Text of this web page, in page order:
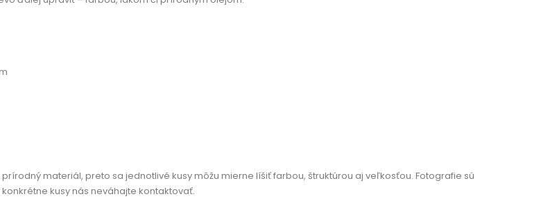
materiál, preto sa jednotlivé kusy môžu mierne líšiť farbou, štruktúrou aj veľkosťou. Fotografie sú
kusy nás neváhajte kontaktovať.